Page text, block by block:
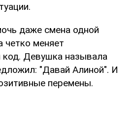
даже смена одной
четко меняет
код. Девушка называла
"Давай Алиной". И
перемены.